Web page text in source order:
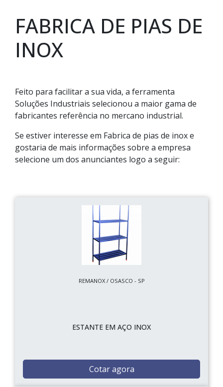
FABRICA DE PIAS DE
INOX
Feito para facilitar a sua vida, a ferramenta
Soluções Industriais selecionou a maior gama de
fabricantes referência no mercano industrial.
Se estiver interesse em Fabrica de pias de inox e
gostaria de mais informações sobre a empresa
selecione um dos anunciantes logo a seguir:
REMANOX / OSASCO - SP
ESTANTE EM AÇO INOX
Cotar agora